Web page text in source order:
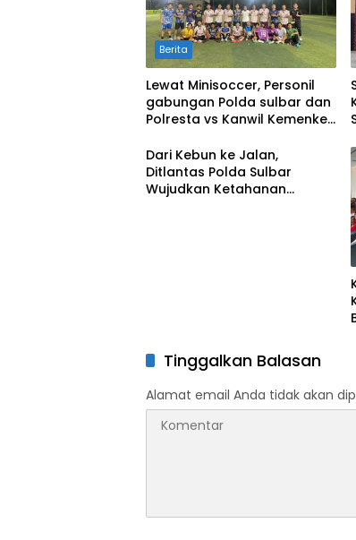
Berita
Lewat Minisoccer, Personil
gabungan Polda sulbar dan
Polresta vs Kanwil Kemenkeu
Persaudaraan
Dari Kebun ke Jalan,
Ditlantas Polda Sulbar
Wujudkan Ketahanan
Tinggalkan Balasan
Alamat email Anda tidak akan